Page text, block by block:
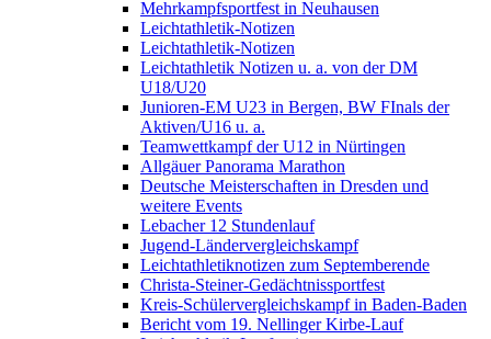
Mehrkampfsportfest in Neuhausen
Leichtathletik-Notizen
Leichtathletik-Notizen
Leichtathletik Notizen u. a. von der DM
U18/U20
Junioren-EM U23 in Bergen, BW FInals der
Aktiven/U16 u. a.
Teamwettkampf der U12 in Nürtingen
Allgäuer Panorama Marathon
Deutsche Meisterschaften in Dresden und
weitere Events
Lebacher 12 Stundenlauf
Jugend-Ländervergleichskampf
Leichtathletiknotizen zum Septemberende
Christa-Steiner-Gedächtnissportfest
Kreis-Schülervergleichskampf in Baden-Baden
Bericht vom 19. Nellinger Kirbe-Lauf